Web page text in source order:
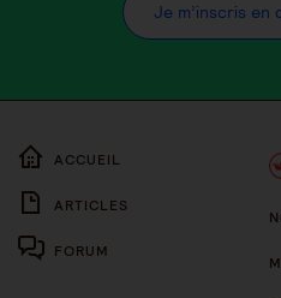
Je m’inscris en
ACCUEIL
ARTICLES
FORUM